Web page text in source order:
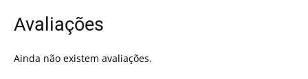
Avaliações
Ainda não existem avaliações.